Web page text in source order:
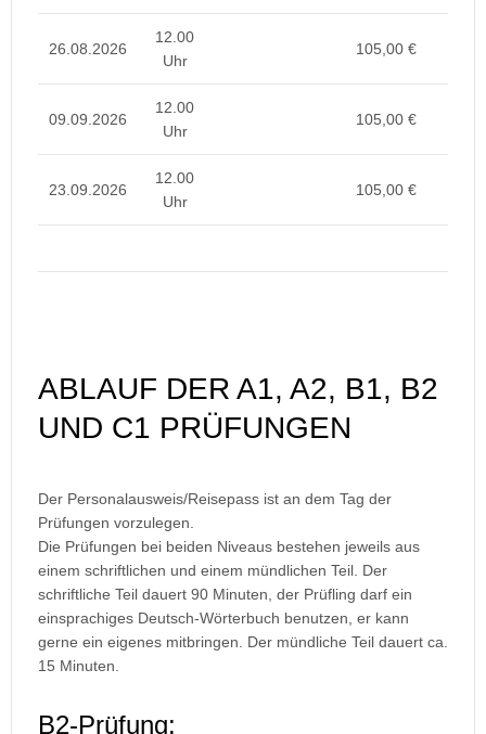
26.08.2026
12.00
Uhr
105,00 €
09.09.2026
12.00
Uhr
105,00 €
23.09.2026
12.00
Uhr
105,00 €
ABLAUF DER A1, A2, B1, B2
UND C1 PRÜFUNGEN
Der Personalausweis/Reisepass ist an dem Tag der
Prüfungen vorzulegen.
Die Prüfungen bei beiden Niveaus bestehen jeweils aus
einem schriftlichen und einem mündlichen Teil. Der
schriftliche Teil dauert 90 Minuten, der Prüfling darf ein
einsprachiges Deutsch-Wörterbuch benutzen, er kann
gerne ein eigenes mitbringen. Der mündliche Teil dauert ca.
15 Minuten.
B2-Prüfung: